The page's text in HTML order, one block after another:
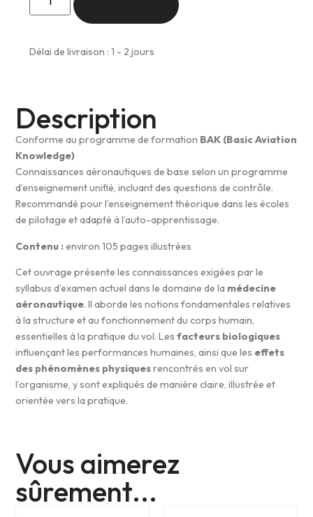
Délai de livraison : 1 - 2 jours
Description
Conforme au programme de formation BAK (Basic Aviation
Knowledge)
Connaissances aéronautiques de base selon un programme
d’enseignement unifié, incluant des questions de contrôle.
Recommandé pour l’enseignement théorique dans les écoles
de pilotage et adapté à l’auto-apprentissage.
Contenu :environ 105 pages illustrées
Cet ouvrage présente les connaissances exigées par le
syllabus d’examen actuel dans le domaine de la médecine
aéronautique. Il aborde les notions fondamentales relatives
à la structure et au fonctionnement du corps humain,
essentielles à la pratique du vol. Lesfacteurs biologiques
influençant les performances humaines, ainsi que les effets
des phénomènes physiquesrencontrés en vol sur
l’organisme, y sont expliqués de manière claire, illustrée et
orientée vers la pratique.
Vous aimerez
sûrement...